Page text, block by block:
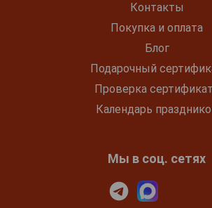
Контакты
Покупка и оплата
Блог
Подарочный
Проверка
Календарь
Мы в соц. сетях